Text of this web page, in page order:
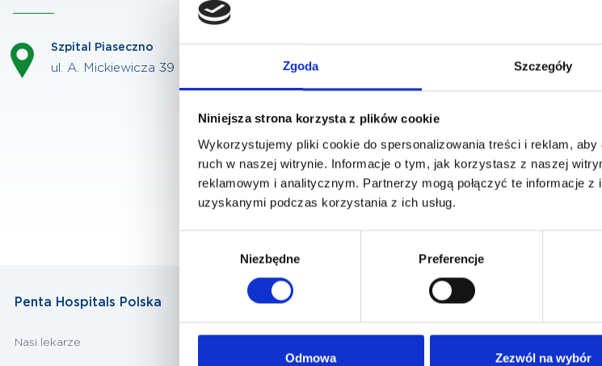
Zgoda Szczegóły
Niniejsza strona korzysta z plików cookie
Wykorzystujemy pliki cookie do spersonalizowania treści i reklam,
ruch w naszej witrynie. Informacje o tym, jak korzystasz z naszej
reklamowym i analitycznym. Partnerzy mogą połączyć te informacje
uzyskanymi podczas korzystania z ich usług.
Niezbędne Preferencje
Odmowa Zezwól na wybór
Szpital Piaseczno
ul. A. Mickiewicza 39 , 05-500 Piaseczno
Penta Hospitals Polska
Nasi lekarze
Nasza oferta